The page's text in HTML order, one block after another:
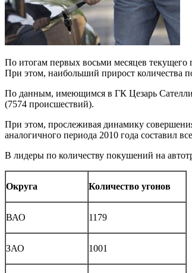
По итогам первых восьми месяцев текущего
При этом, наибольший прирост количества
По данным, имеющимся в ГК Цезарь
(7574 происшествий).
При этом, прослеживая динамику
аналогичного периода 2010 года составил
В лидеры по количеству покушений на
Округа Количество угонов
ВАО 1179
ЗАО 1001